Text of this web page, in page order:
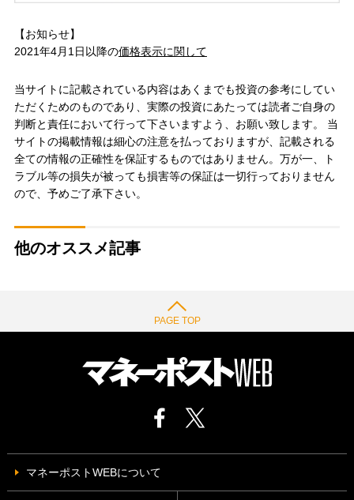
【お知らせ】
2021年4月1日以降の価格表示に関して
当サイトに記載されている内容はあくまでも投資の参考にしてい
ただくためのものであり、実際の投資にあたっては読者ご自身の
判断と責任において行って下さいますよう、お願い致します。 当
サイトの掲載情報は細心の注意を払っておりますが、記載される
全ての情報の正確性を保証するものではありません。万が一、ト
ラブル等の損失が被っても損害等の保証は一切行っておりません
ので、予めご了承下さい。
他のオススメ記事
PAGE TOP
マネーポストWEBについて